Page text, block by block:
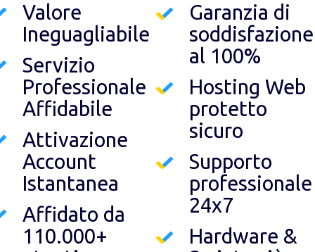
Valore
Ineguagliabile
Servizio
Professionale
Affidabile
Attivazione
Account
Istantanea
Affidato da
110.000+
Garanzia di
soddisfazione
al 100%
Hosting Web
protetto
sicuro
Supporto
professionale
24x7
Hardware &